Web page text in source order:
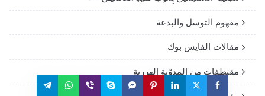
مفهوم التوسل والبدعة
مقالات الفايس بوك
مقتطفات من المدوّنة الهررية